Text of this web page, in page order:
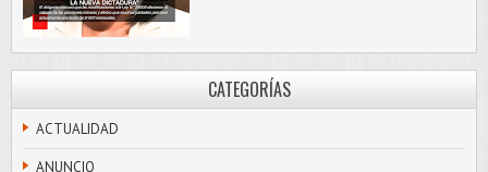
CATEGORÍAS
ACTUALIDAD
ANUNCIO